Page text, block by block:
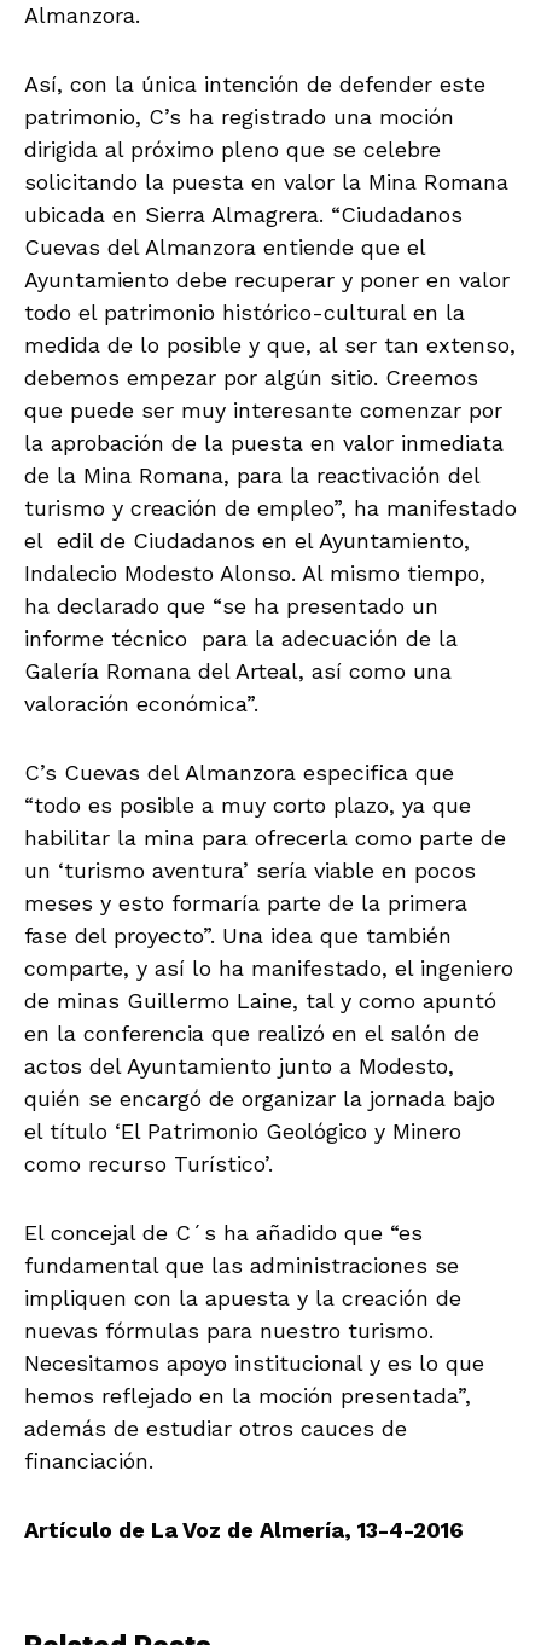
Almanzora.
Así, con la única intención de defender este
patrimonio, C’s ha registrado una moción
dirigida al próximo pleno que se celebre
solicitando la puesta en valor la Mina Romana
ubicada en Sierra Almagrera. “Ciudadanos
Cuevas del Almanzora entiende que el
Ayuntamiento debe recuperar y poner en valor
todo el patrimonio histórico-cultural en la
medida de lo posible y que, al ser tan extenso,
debemos empezar por algún sitio. Creemos
que puede ser muy interesante comenzar por
la aprobación de la puesta en valor inmediata
de la Mina Romana, para la reactivación del
turismo y creación de empleo”, ha manifestado
el edil de Ciudadanos en el Ayuntamiento,
Indalecio Modesto Alonso. Al mismo tiempo,
ha declarado que “se ha presentado un
informe técnico para la adecuación de la
Galería Romana del Arteal, así como una
valoración económica”.
C’s Cuevas del Almanzora especifica que
“todo es posible a muy corto plazo, ya que
habilitar la mina para ofrecerla como parte de
un ‘turismo aventura’ sería viable en pocos
meses y esto formaría parte de la primera
fase del proyecto”. Una idea que también
comparte, y así lo ha manifestado, el ingeniero
de minas Guillermo Laine, tal y como apuntó
en la conferencia que realizó en el salón de
actos del Ayuntamiento junto a Modesto,
quién se encargó de organizar la jornada bajo
el título ‘El Patrimonio Geológico y Minero
como recurso Turístico’.
El concejal de C´s ha añadido que “es
fundamental que las administraciones se
impliquen con la apuesta y la creación de
nuevas fórmulas para nuestro turismo.
Necesitamos apoyo institucional y es lo que
hemos reflejado en la moción presentada”,
además de estudiar otros cauces de
financiación.
Artículo de La Voz de Almería, 13-4-2016